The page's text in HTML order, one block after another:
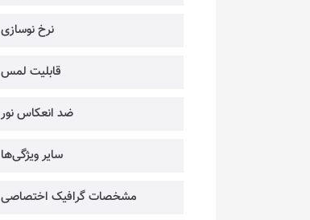
نرخ نوسازی
قابلیت لمس
ضد انعکاس نور
سایر ویژگی‌ها
مشخصات گرافیک اختصاصی